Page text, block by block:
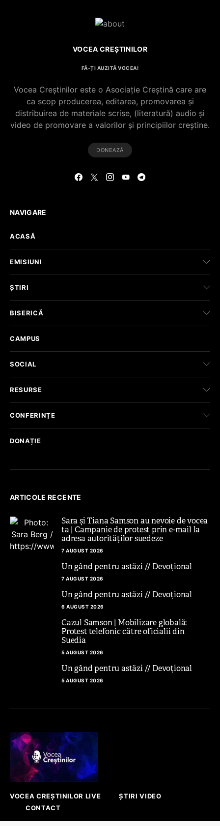
VOCEA CREȘTINILOR
FĂ-ȚI AUZITĂ VOCEA!
Vocea Creștinilor este o Asociație Creștină care are
ca scop producerea, editarea, promovarea și
distribuirea de materiale scrise, (literatură) audio și
video de promovare a valorilor și principiilor creștine.
DONEAZĂ
NAVIGARE
ACASĂ
EMISIUNI
ȘTIRI
BISERICĂ
CAMPUS
SOCIAL
RESURSE
CONFERINȚE
DONAȚIE
ARTICOLE RECENTE
Sara și Tiana Samson au nevoie de vocea
ta | Campanie de protest prin e-mail la
adresa autorităților suedeze
7 AUGUST 2026
Un gând pentru astăzi // Devoțional
7 AUGUST 2026
Un gând pentru astăzi // Devoțional
6 AUGUST 2026
Cazul Samson | Mobilizare globală:
Protest telefonic către oficialii din
Suedia
5 AUGUST 2026
Un gând pentru astăzi // Devoțional
5 AUGUST 2026
VOCEA CREȘTINILOR LIVE
ȘTIRI VIDEO
CONTACT